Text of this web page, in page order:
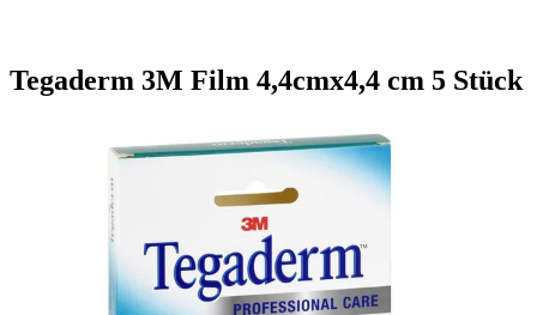
Tegaderm 3M Film 4,4cmx4,4 cm 5 Stück